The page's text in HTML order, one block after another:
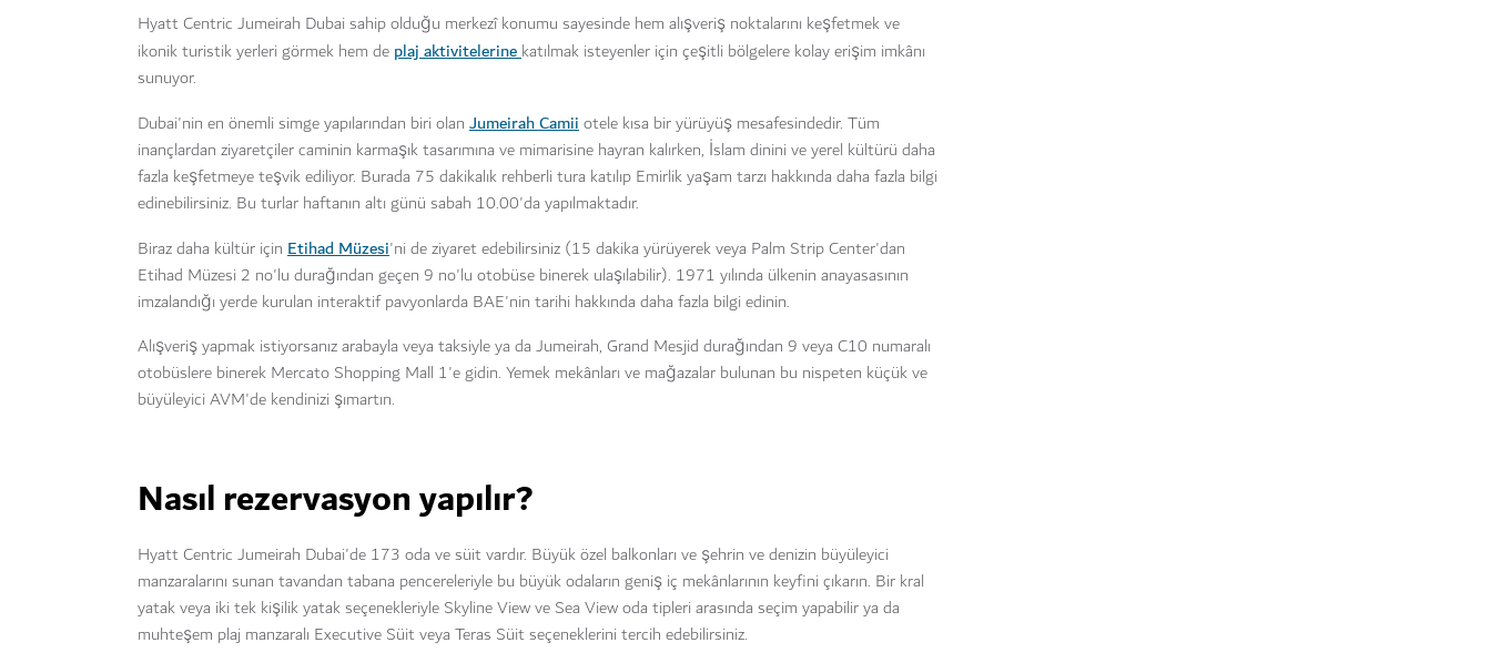
Hyatt Centric Jumeirah Dubai sahip olduğu merkezî konumu sayesinde hem alışveriş noktalarını keşfetmek ve
ikonik turistik yerleri görmek hem de plaj aktivitelerinekatılmak isteyenler için çeşitli bölgelere kolay erişim imkânı
sunuyor.
Dubai'nin en önemli simge yapılarından biri olan Jumeirah Camiiotele kısa bir yürüyüş mesafesindedir. Tüm
inançlardan ziyaretçiler caminin karmaşık tasarımına ve mimarisine hayran kalırken, İslam dinini ve yerel kültürü daha
fazla keşfetmeye teşvik ediliyor. Burada 75 dakikalık rehberli tura katılıp Emirlik yaşam tarzı hakkında daha fazla bilgi
edinebilirsiniz. Bu turlar haftanın altı günü sabah 10.00'da yapılmaktadır.
Biraz daha kültür için Etihad Müzesi'ni de ziyaret edebilirsiniz (15 dakika yürüyerek veya Palm Strip Center'dan
Etihad Müzesi 2 no'lu durağından geçen 9 no'lu otobüse binerek ulaşılabilir). 1971 yılında ülkenin anayasasının
imzalandığı yerde kurulan interaktif pavyonlarda BAE'nin tarihi hakkında daha fazla bilgi edinin.
Alışveriş yapmak istiyorsanız arabayla veya taksiyle ya da Jumeirah, Grand Mesjid durağından 9 veya C10 numaralı
otobüslere binerek Mercato Shopping Mall 1'e gidin. Yemek mekânları ve mağazalar bulunan bu nispeten küçük ve
büyüleyici AVM'de kendinizi şımartın.
Nasıl rezervasyon yapılır?
Hyatt Centric Jumeirah Dubai'de 173 oda ve süit vardır. Büyük özel balkonları ve şehrin ve denizin büyüleyici
manzaralarını sunan tavandan tabana pencereleriyle bu büyük odaların geniş iç mekânlarının keyfini çıkarın. Bir kral
yatak veya iki tek kişilik yatak seçenekleriyle Skyline View ve Sea View oda tipleri arasında seçim yapabilir ya da
muhteşem plaj manzaralı Executive Süit veya Teras Süit seçeneklerini tercih edebilirsiniz.